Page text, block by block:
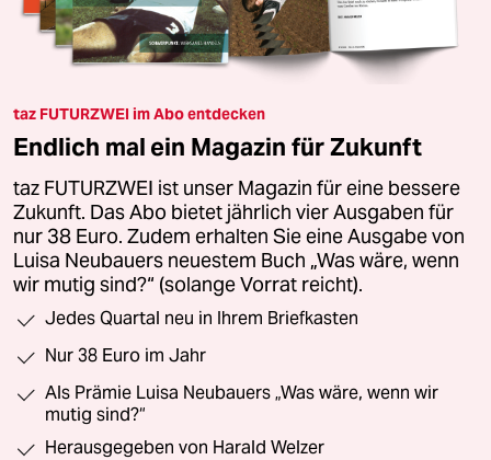
taz FUTURZWEI im Abo entdecken
Endlich mal ein Magazin für Zukunft
taz FUTURZWEI ist unser Magazin für eine bessere
Zukunft. Das Abo bietet jährlich vier Ausgaben für
nur 38 Euro. Zudem erhalten Sie eine Ausgabe von
Luisa Neubauers neuestem Buch „Was wäre, wenn
wir mutig sind?“ (solange Vorrat reicht).
Jedes Quartal neu in Ihrem Briefkasten
Nur 38 Euro im Jahr
Als Prämie Luisa Neubauers „Was wäre, wenn wir
mutig sind?“
Herausgegeben von Harald Welzer